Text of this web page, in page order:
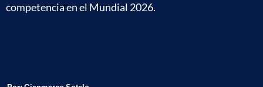
competencia en el Mundial 2026.